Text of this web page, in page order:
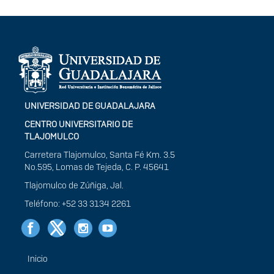
Información del
portal
UNIVERSIDAD DE GUADALAJARA
CENTRO UNIVERSITARIO DE
TLAJOMULCO
Carretera Tlajomulco, Santa Fé Km. 3.5
No.595, Lomas de Tejeda, C. P. 45641
Tlajomulco de Zúñiga, Jal.
Teléfono: +52 33 3134 2261
Menú
Inicio